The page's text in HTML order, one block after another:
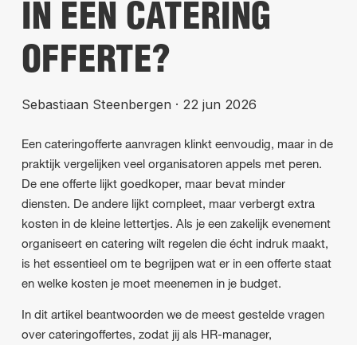
IN EEN CATERING
OFFERTE?
Sebastiaan Steenbergen · 22 jun 2026
Een cateringofferte aanvragen klinkt eenvoudig, maar in de
praktijk vergelijken veel organisatoren appels met peren.
De ene offerte lijkt goedkoper, maar bevat minder
diensten. De andere lijkt compleet, maar verbergt extra
kosten in de kleine lettertjes. Als je een zakelijk evenement
organiseert en catering wilt regelen die écht indruk maakt,
is het essentieel om te begrijpen wat er in een offerte staat
en welke kosten je moet meenemen in je budget.
In dit artikel beantwoorden we de meest gestelde vragen
over cateringoffertes, zodat jij als HR-manager,